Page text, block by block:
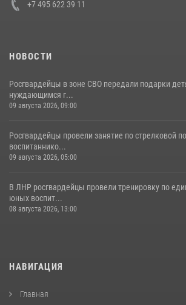
+7 495 622 39 11
НОВОСТИ
Росгвардейцы в зоне СВО передали подарки
нуждающимся г...
09 августа 2026, 09:00
Росгвардейцы провели занятие по стрелковой
воспитаннико...
09 августа 2026, 05:00
В ЛНР росгвардейцы провели тренировку по
юных воспит...
08 августа 2026, 13:00
НАВИГАЦИЯ
Главная